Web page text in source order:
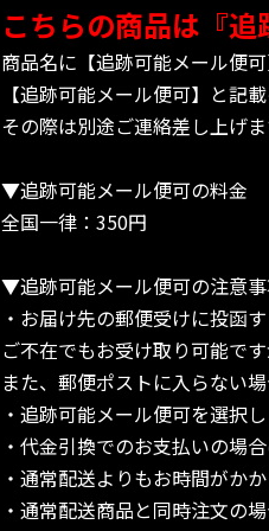
こちらの商品は『
商品名に【追跡可能メール便
【追跡可能メール便可】と記
その際は別途ご連絡差し上げ
▼追跡可能メール便可の料金
全国一律：350円
▼追跡可能メール便可の注意
・お届け先の郵便受けに投函
ご不在でもお受け取り可能で
また、郵便ポストに入らない
・追跡可能メール便可を選択
・代金引換でのお支払いの場
・通常配送よりもお時間がか
・通常配送商品と同時注文の